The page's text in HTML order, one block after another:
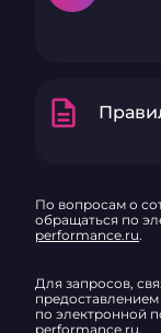
description
По вопросам о
обращаться по
performance.ru.
Для запросов,
по электронной
performance.ru.